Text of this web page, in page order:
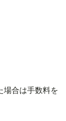
場合は手数料を